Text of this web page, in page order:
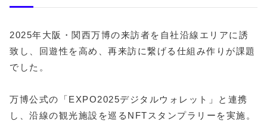
2025年大阪・関西万博の来訪者を自社沿線エリアに誘
致し、回遊性を高め、再来訪に繋げる仕組み作りが課題
でした。
万博公式の「EXPO2025デジタルウォレット」と連携
し、沿線の観光施設を巡るNFTスタンプラリーを実施。